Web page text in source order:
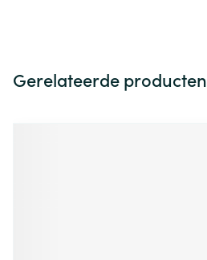
Gerelateerde producten